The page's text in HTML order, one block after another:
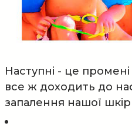
Наступні - це
все ж доходить до
запалення нашої